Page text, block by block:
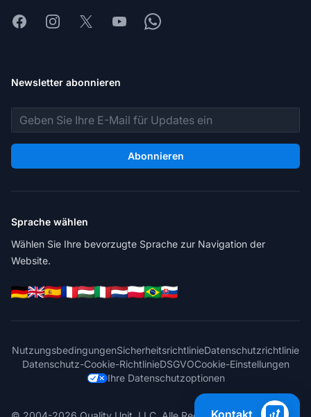
FacebookInstagram
X YoutubeWhatsapp
Newsletter abonnieren
E-Mail-Adresse
Abonnieren
Sprache wählen
Wählen Sie Ihre bevorzugte Sprache zur Navigation der
Website.
NutzungsbedingungenSicherheitsrichtlinieDatenschutzrichtlinie
Datenschutz-Cookie-RichtlinieDSGVOCookie-Einstellungen
Ihre Datenschutzoptionen
Kontakt